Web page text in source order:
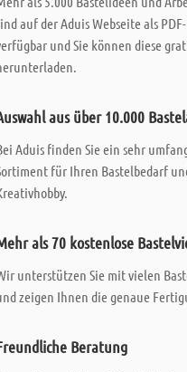
auf der Aduis Webseite als
und Sie können diese
aus über 10.000
Aduis finden Sie ein sehr
für Ihren Bastelbedarf
als 70 kostenlose
unterstützen Sie mit vielen
zeigen Ihnen die genaue
Beratung